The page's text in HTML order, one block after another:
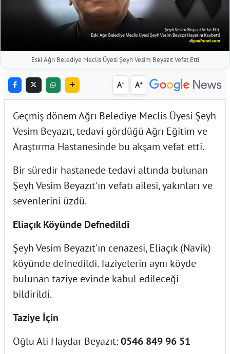
Eski Ağrı Belediye Meclis Üyesi Şeyh Vesim Beyazıt Vefat Etti
A- A+
Geçmiş dönem Ağrı Belediye Meclis Üyesi Şeyh
Vesim Beyazıt, tedavi gördüğü Ağrı Eğitim ve
Araştırma Hastanesinde bu akşam vefat etti.
Bir süredir hastanede tedavi altında bulunan
Şeyh Vesim Beyazıt'ın vefatı ailesi, yakınları ve
sevenlerini üzdü.
Eliaçık Köyünde Defnedildi
Şeyh Vesim Beyazıt'ın cenazesi, Eliaçık (Navik)
köyünde defnedildi. Taziyelerin aynı köyde
bulunan taziye evinde kabul edileceği
bildirildi.
Taziye İçin
Oğlu Ali Haydar Beyazıt:0546 849 96 51